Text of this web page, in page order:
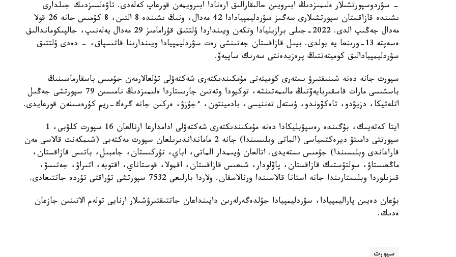
- سۋردوسپورتشىلار ەلىمىزدىڭ ابىرويىن حالىقارالىق ارەنادا ابىرويمەن قورعاپ كەلەدى. تاۋەلسىزدىك جىلدارى
ىشىندە قازاقستان سپورتشىلارى سەگىز سۋردليمپيادادا 42 مەدال، ونىڭ ىشىندە 8 التىن، 8 كۇمىس جانە 26 قولا
مەدال جەڭىپ الدى. 2022-جىلى برازيليادا وتكەن ويىنداردا ۇلتتىق قۇرامامىز 29 مەدال يەلەنىپ، جالپىكوماندالىق
ەسەپتە 13-ورىنعا يە بولدى. بيىل قازاقستان جەتىنشى رەت سۋردليمپيادا ويىندارىنا قاتىسپاق، - دەدى ۇلتتىق
سۋردليمپيادالىق كوميتەتتىڭ پرەزيدەنتى سەرىك ساپيەۆ.
سپورت جانە دەنە شىنىقتىرۋ ىستەرى كوميتەتى مۇمكىندىكتەرى شەكتەۋلى تۇلعالارمەن جۇمىس باسقارماسىنىڭ
باسشىسى مارات قاسقىربايەۆتىڭ مالىمەتىنشە، توكيودا وتەتىن جارىستاردا ەلىمىزدىڭ نامىسىن 79 سپورتشى جەڭىل
اتلەتيكا، دزيۋدو، تاەكۆوندو، ۇستەل تەننيسى، بادمينتون، ءجۇزۋ، ەركىن جانە گرەك-ريم كۇرەسىنەن قورعايدى.
ايتا كەتەيىك، بۇگىندە رەسپۋبليكادا دەنە مۇمكىندىكتەرى شەكتەۋلى ادامدارعا ارنالعان 16 سپورت كلۋبى، 1
سپورتتى دامىتۋ ديرەكتسياسى (الماتى وبلىسىندا) جانە 2 مامانداندىرىلعان سپورت مەكتەبى (شىمكەنت قالاسى مەن
قاراعاندى وبلىسىندا) جۇمىس ىستەيدى. اتالعان ۇيىمدار الماتى، اباي، تۇركىستان، جامبىل، باتىس قازاقستان،
ماڭعىستاۋ، سولتۇستىك قازاقستان، پاۆلودار، شىعىس قازاقستان، اقمولا، قوستاناي، اقتوبە، اتىراۋ، جەتىسۋ،
قىزىلوردا وبلىستارىندا جانە استانا قالاسىندا ورنالاسقان. ولاردا بارلىعى 7532 سپورتشى تۇراقتى تۇردە جاتتىعادى.
بۇعان دەيىن پاراليمپيادا، سۋردليمپيادا جۇلدەگەرلەرىن دايىنداعان جاتتىقتىرۋشىلار ارنايى تولەم الاتىنىن جازعان
ەدىك.